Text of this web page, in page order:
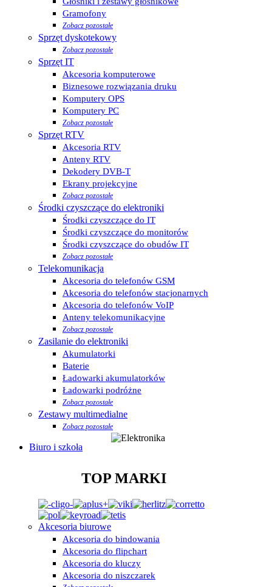
Gramofony
Zobacz pozostałe
Sprzęt dyskotekowy
Zobacz pozostałe
Sprzęt IT
Akcesoria komputerowe
Biznesowe rozwiązania druku
Komputery OPS
Komputery PC
Zobacz pozostałe
Sprzęt RTV
Akcesoria RTV
Anteny RTV
Dekodery DVB-T
Ekrany projekcyjne
Zobacz pozostałe
Środki czyszczące do elektroniki
Środki czyszczące do IT
Środki czyszczące do monitorów
Środki czyszczące do obudów IT
Zobacz pozostałe
Telekomunikacja
Akcesoria do telefonów GSM
Akcesoria do telefonów stacjonarnych
Akcesoria do telefonów VoIP
Anteny telekomunikacyjne
Zobacz pozostałe
Zasilanie do elektroniki
Akumulatorki
Baterie
Ładowarki akumulatorków
Ładowarki podróżne
Zobacz pozostałe
Zestawy multimedialne
Zobacz pozostałe
Biuro i szkoła
TOP MARKI
Akcesoria biurowe
Akcesoria do bindowania
Akcesoria do flipchart
Akcesoria do kluczy
Akcesoria do niszczarek